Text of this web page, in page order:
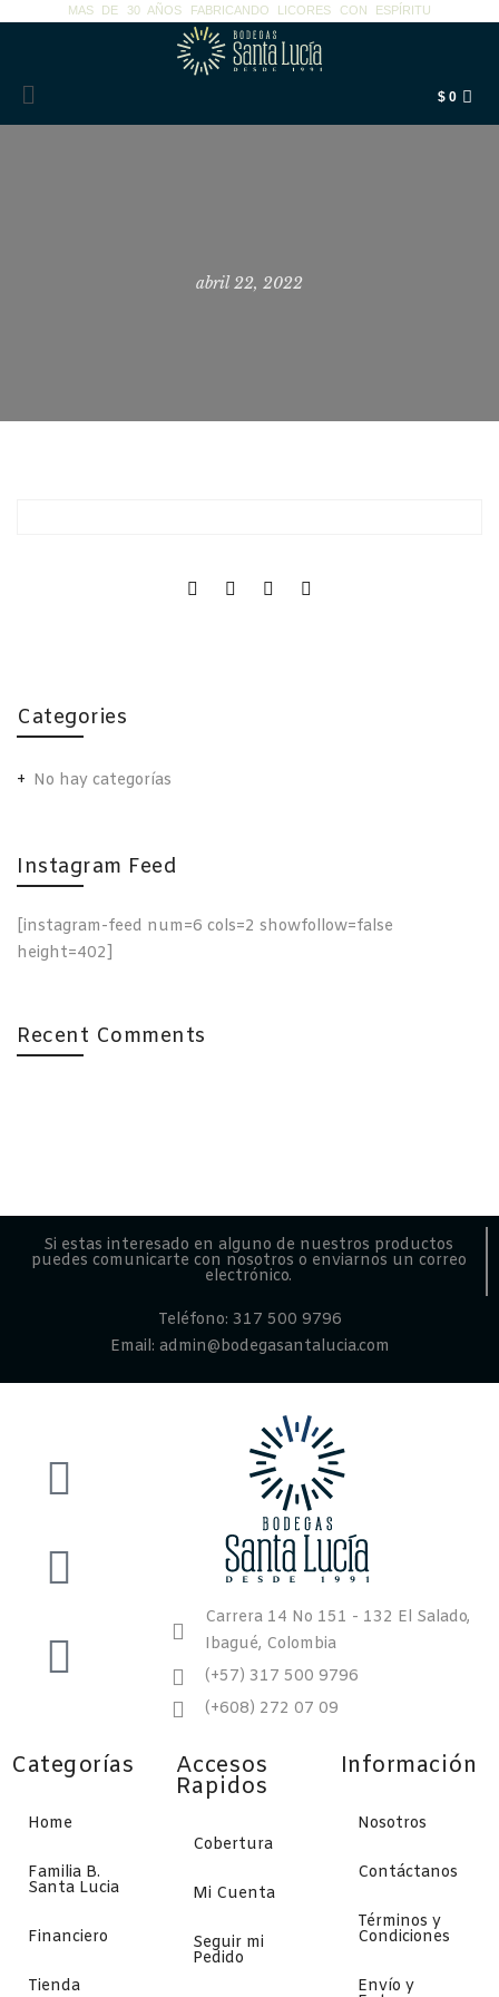
MAS DE 30 AÑOS FABRICANDO LICORES CON ESPÍRITU
$ 0
abril 22, 2022
Categories
No hay categorías
Instagram Feed
[instagram-feed num=6 cols=2 showfollow=false
height=402]
Recent Comments
Si estas interesado en alguno de nuestros productos
puedes comunicarte con nosotros o enviarnos un correo
electrónico.
Teléfono: 317 500 9796
Email: admin@bodegasantalucia.com
Carrera 14 No 151 - 132 El Salado,
Ibagué, Colombia
(+57) 317 500 9796
(+608) 272 07 09
Categorías
Home
Familia B.
Santa Lucia
Financiero
Tienda
Accesos
Rapidos
Cobertura
Mi Cuenta
Seguir mi
Pedido
Información
Nosotros
Contáctanos
Términos y
Condiciones
Envío y